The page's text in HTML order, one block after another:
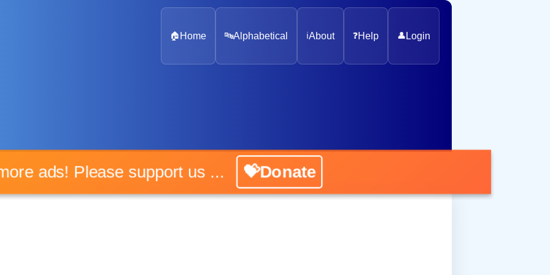
🏠 Home 🔤Alphabetical ℹ️About ❓Help 👤 Login
ads! Please support us ... 💝Donate